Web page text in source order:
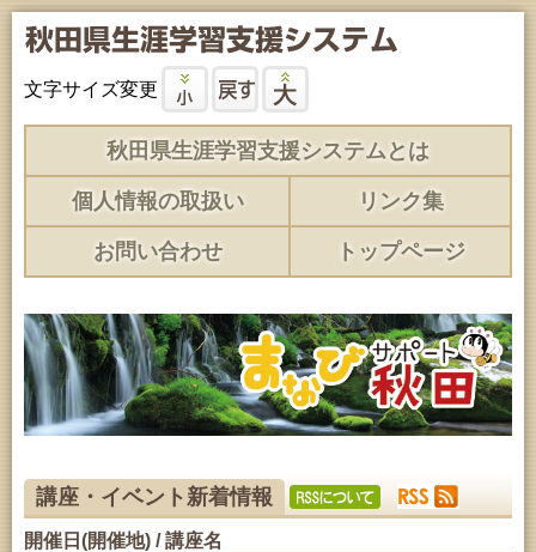
文字サイズ変更
秋田県生涯学習支援システムとは
個人情報の取扱い リンク集
お問い合わせ トップページ
講座・イベント新着情報
開催日(開催地) / 講座名